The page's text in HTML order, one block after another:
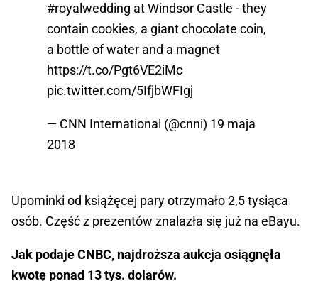
#royalwedding at Windsor Castle - they
contain cookies, a giant chocolate coin,
a bottle of water and a magnet
https://t.co/Pgt6VE2iMc
pic.twitter.com/5IfjbWFIgj
— CNN International (@cnni) 19 maja
2018
Upominki od książęcej pary otrzymało 2,5 tysiąca
osób. Część z prezentów znalazła się już na eBayu.
Jak podaje CNBC, najdroższa aukcja osiągnęła
kwotę ponad 13 tys. dolarów.